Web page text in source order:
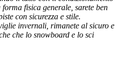
fisica generale, sarete ben
con sicurezza e stile.
invernali, rimanete al sicuro e
che lo snowboard e lo sci